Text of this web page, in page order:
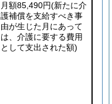
月額85,490円(新たに介
護補償を支給すべき事
由が生じた月にあって
は、介護に要する費用
として支出された額)